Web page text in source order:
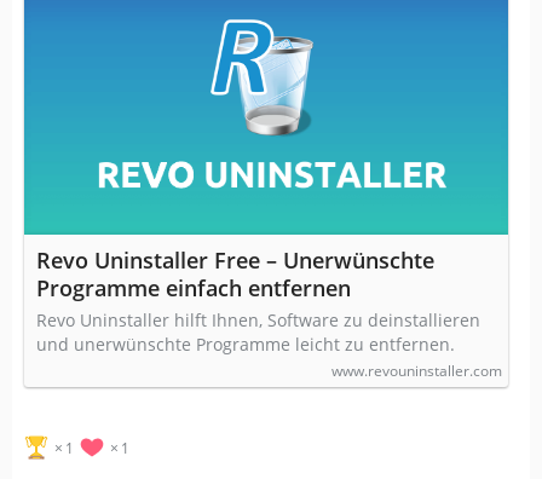
Revo Uninstaller Free – Unerwünschte
Programme einfach entfernen
Revo Uninstaller hilft Ihnen, Software zu deinstallieren
und unerwünschte Programme leicht zu entfernen.
www.revouninstaller.com
1 1